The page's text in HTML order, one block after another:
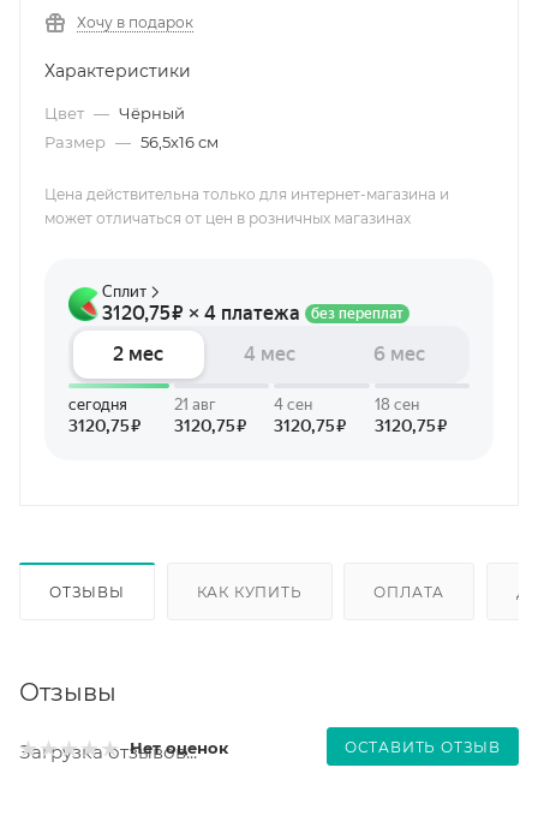
Хочу в подарок
Характеристики
Цвет — Чёрный
Размер — 56,5х16 см
Цена действительна только для интернет-магазина и
может отличаться от цен в розничных магазинах
ОТЗЫВЫ КАК КУПИТЬ ОПЛАТА
Отзывы
Нет оценок ОСТАВИТЬ ОТЗЫВ
Загрузка отзывов...